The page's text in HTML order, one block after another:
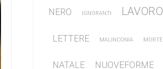
NERO IGNORANTI LAVORO
LETTERE MALINCONIA MORTE
NATALE NUOVEFORME